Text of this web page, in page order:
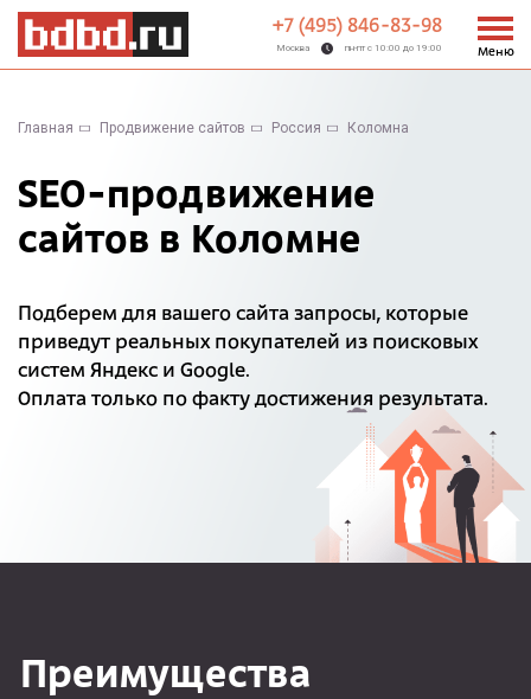
+7 (495) 846-83-98
Москва пн-пт с 10:00 до 19:00 Меню
Главная Продвижение сайтов Россия Коломна
SEO-продвижение
сайтов в Коломне
Подберем для вашего сайта запросы, которые
приведут реальных покупателей из поисковых
систем Яндекс и Google.
Оплата только по факту достижения результата.
Преимущества